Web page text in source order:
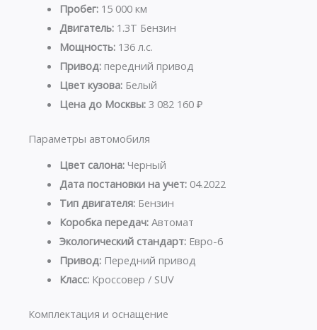
Пробег:15 000 км
Двигатель:1.3T Бензин
Мощность:136 л.с.
Привод:передний привод
Цвет кузова:Белый
Цена до Москвы:3 082 160 ₽
Параметры автомобиля
Цвет салона:Черный
Дата постановки на учет:04.2022
Тип двигателя:Бензин
Коробка передач:Автомат
Экологический стандарт:Евро-6
Привод:Передний привод
Класс:Кроссовер / SUV
Комплектация и оснащение